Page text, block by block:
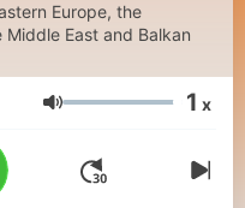
Europe, the
Middle East and Balkan
Volume 1 x